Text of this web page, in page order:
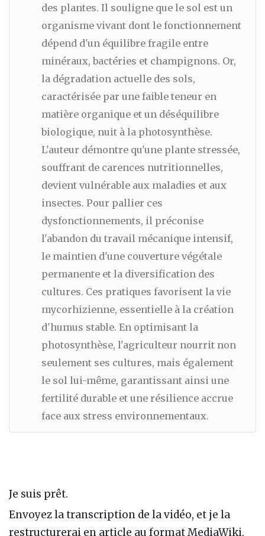
des plantes. Il souligne que le sol est un
organisme vivant dont le fonctionnement
dépend d'un équilibre fragile entre
minéraux, bactéries et champignons. Or,
la dégradation actuelle des sols,
caractérisée par une faible teneur en
matière organique et un déséquilibre
biologique, nuit à la photosynthèse.
L'auteur démontre qu'une plante stressée,
souffrant de carences nutritionnelles,
devient vulnérable aux maladies et aux
insectes. Pour pallier ces
dysfonctionnements, il préconise
l'abandon du travail mécanique intensif,
le maintien d'une couverture végétale
permanente et la diversification des
cultures. Ces pratiques favorisent la vie
mycorhizienne, essentielle à la création
d'humus stable. En optimisant la
photosynthèse, l'agriculteur nourrit non
seulement ses cultures, mais également
le sol lui-même, garantissant ainsi une
fertilité durable et une résilience accrue
face aux stress environnementaux.
Je suis prêt.
Envoyez la transcription de la vidéo, et je la
restructurerai en article au format MediaWiki,